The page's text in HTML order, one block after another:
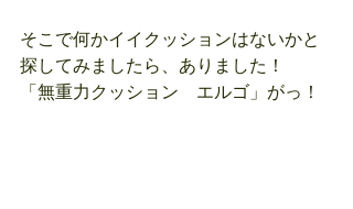
そこで何かイイクッションはないかと
探してみましたら、ありました！
「無重力クッション　エルゴ」がっ！